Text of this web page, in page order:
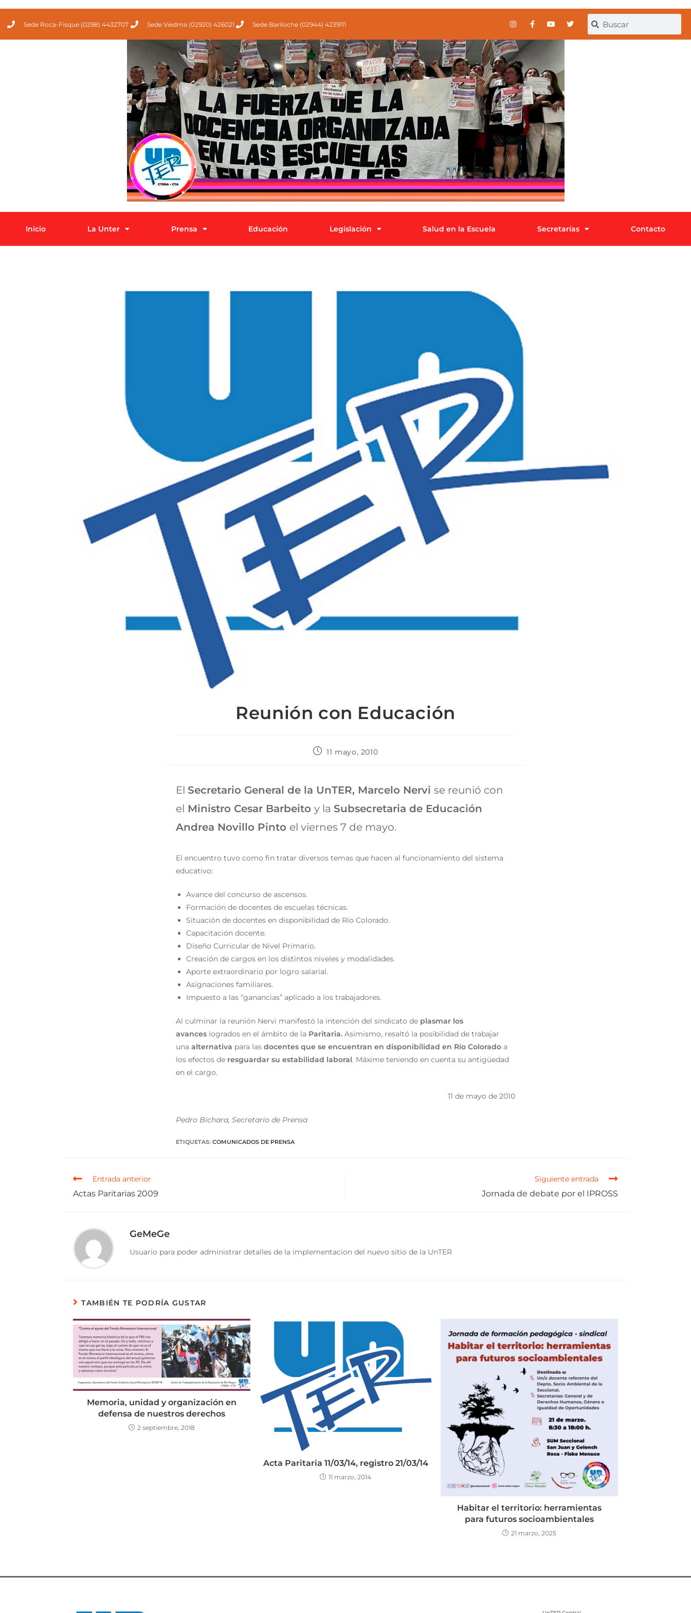
Sede Roca-Fisque (0298) 4432707 Sede Viedma (02920) 426021 Sede Bariloche (02944) 4239111
Inicio La Unter Prensa Educación Legislación Salud en la Escuela Secretarías Contacto
Reunión con Educación
11 mayo, 2010
El Secretario General de la UnTER, Marcelo Nervi se reunió con
el Ministro Cesar Barbeito y la Subsecretaria de Educación
Andrea Novillo Pinto el viernes 7 de mayo.
El encuentro tuvo como fin tratar diversos temas que hacen al funcionamiento del sistema
educativo:
Avance del concurso de ascensos.
Formación de docentes de escuelas técnicas.
Situación de docentes en disponibilidad de Río Colorado.
Capacitación docente.
Diseño Curricular de Nivel Primario.
Creación de cargos en los distintos niveles y modalidades.
Aporte extraordinario por logro salarial.
Asignaciones familiares.
Impuesto a las “ganancias” aplicado a los trabajadores.
Al culminar la reunión Nervi manifestó la intención del sindicato de plasmar los
avances logrados en el ámbito de la Paritaria. Asimismo, resaltó la posibilidad de trabajar
una alternativa para las docentes que se encuentran en disponibilidad en Río Colorado a
los efectos de resguardar su estabilidad laboral. Máxime teniendo en cuenta su antigüedad
en el cargo.
11 de mayo de 2010
Pedro Bichara, Secretario de Prensa
ETIQUETAS: COMUNICADOS DE PRENSA
Entrada anterior
Actas Paritarias 2009
Siguiente entrada
Jornada de debate por el IPROSS
GeMeGe
Usuario para poder administrar detalles de la implementacion del nuevo sitio de la UnTER
TAMBIÉN TE PODRÍA GUSTAR
Memoria, unidad y organización en
defensa de nuestros derechos
2 septiembre, 2018
Acta Paritaria 11/03/14, registro 21/03/14
11 marzo, 2014
Habitar el territorio: herramientas
para futuros socioambientales
21 marzo, 2025